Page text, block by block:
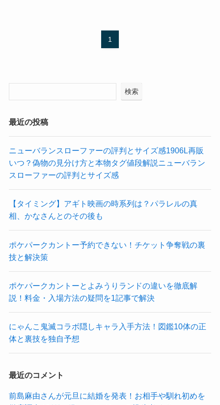
1
検索
最近の投稿
ニューバランスローファーの評判とサイズ感1906L再販
いつ？偽物の見分け方と本物タグ値段解説ニューバラン
スローファーの評判とサイズ感
【タイミング】アギト映画の時系列は？パラレルの真
相、かなさんとのその後も
ポケパークカントー予約できない！チケット争奪戦の裏
技と解決策
ポケパークカントーとよみうりランドの違いを徹底解
説！料金・入場方法の疑問を1記事で解決
にゃんこ鬼滅コラボ隠しキャラ入手方法！図鑑10体の正
体と裏技を独自予想
最近のコメント
前島麻由さんが元旦に結婚を発表！お相手や馴れ初めを